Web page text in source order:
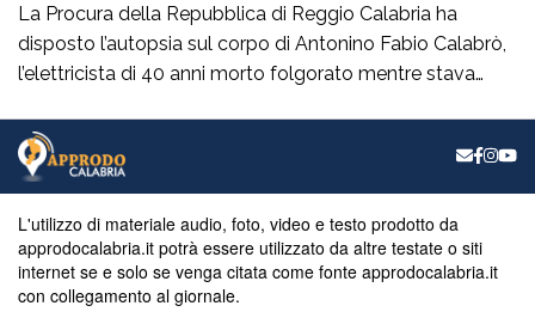
La Procura della Repubblica di Reggio Calabria ha
disposto l’autopsia sul corpo di Antonino Fabio Calabrò,
l’elettricista di 40 anni morto folgorato mentre stava
di Calanna. Le indagini, coordinate dalla Procura guidata
da Giuseppe Borrelli, sono affidate ai carabinieri, che
hanno proceduto anche al sequestro del furgone della
ditta privata per la quale lavorava […]
L'utilizzo di materiale audio, foto, video e testo prodotto da
approdocalabria.it potrà essere utilizzato da altre testate o siti
internet se e solo se venga citata come fonte approdocalabria.it
con collegamento al giornale.